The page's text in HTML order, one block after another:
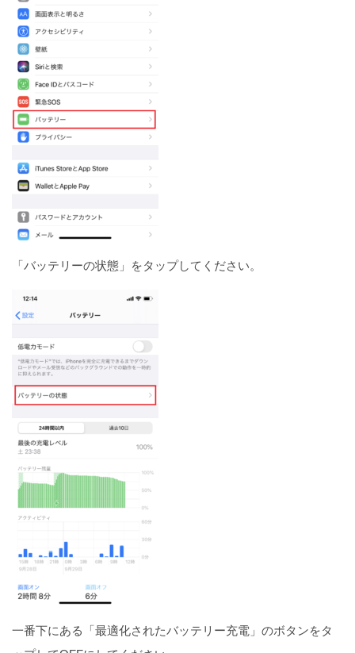
「バッテリーの状態」をタップしてください。
一番下にある「最適化されたバッテリー充電」のボタンをタ